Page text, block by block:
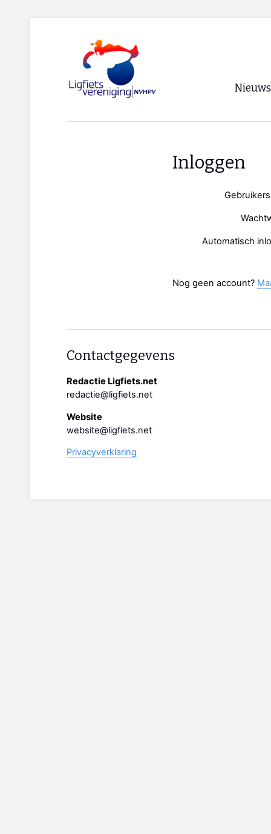
Nieuws
Inloggen
Automatisch
Nog geen account?
Contactgegevens
Redactie Ligfiets.net
redactie@ligfiets.net
Website
website@ligfiets.net
Privacyverklaring